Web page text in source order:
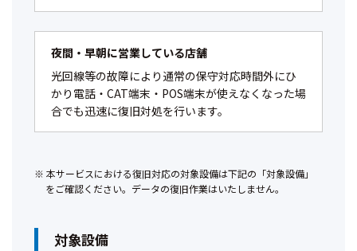
夜間・早朝に営業している店舗
光回線等の故障により通常の保守対応時間外にひ
かり電話・CAT端末・POS端末が使えなくなった場
合でも迅速に復旧対処を行います。
本サービスにおける復旧対応の対象設備は下記の「対象設備」
をご確認ください。データの復旧作業はいたしません。
対象設備